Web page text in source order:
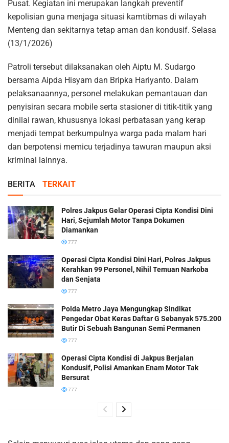
Pusat. Kegiatan ini merupakan langkah preventif
kepolisian guna menjaga situasi kamtibmas di wilayah
Menteng dan sekitarnya tetap aman dan kondusif. Selasa
(13/1/2026)
Patroli tersebut dilaksanakan oleh Aiptu M. Sudargo
bersama Aipda Hisyam dan Bripka Hariyanto. Dalam
pelaksanaannya, personel melakukan pemantauan dan
penyisiran secara mobile serta stasioner di titik-titik yang
dinilai rawan, khususnya lokasi perbatasan yang kerap
menjadi tempat berkumpulnya warga pada malam hari
dan berpotensi memicu terjadinya tawuran maupun aksi
kriminal lainnya.
BERITA TERKAIT
Polres Jakpus Gelar Operasi Cipta Kondisi Dini
Hari, Sejumlah Motor Tanpa Dokumen
Diamankan
777
Operasi Cipta Kondisi Dini Hari, Polres Jakpus
Kerahkan 99 Personel, Nihil Temuan Narkoba
dan Senjata
777
Polda Metro Jaya Mengungkap Sindikat
Pengedar Obat Keras Daftar G Sebanyak 575.200
Butir Di Sebuah Bangunan Semi Permanen
777
Operasi Cipta Kondisi di Jakpus Berjalan
Kondusif, Polisi Amankan Enam Motor Tak
Bersurat
777